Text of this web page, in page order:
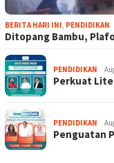
BERITA HARI INI, PENDIDIKAN
Ditopang Bambu,
PENDIDIKAN
Perkuat
PENDIDIKAN
Penguatan